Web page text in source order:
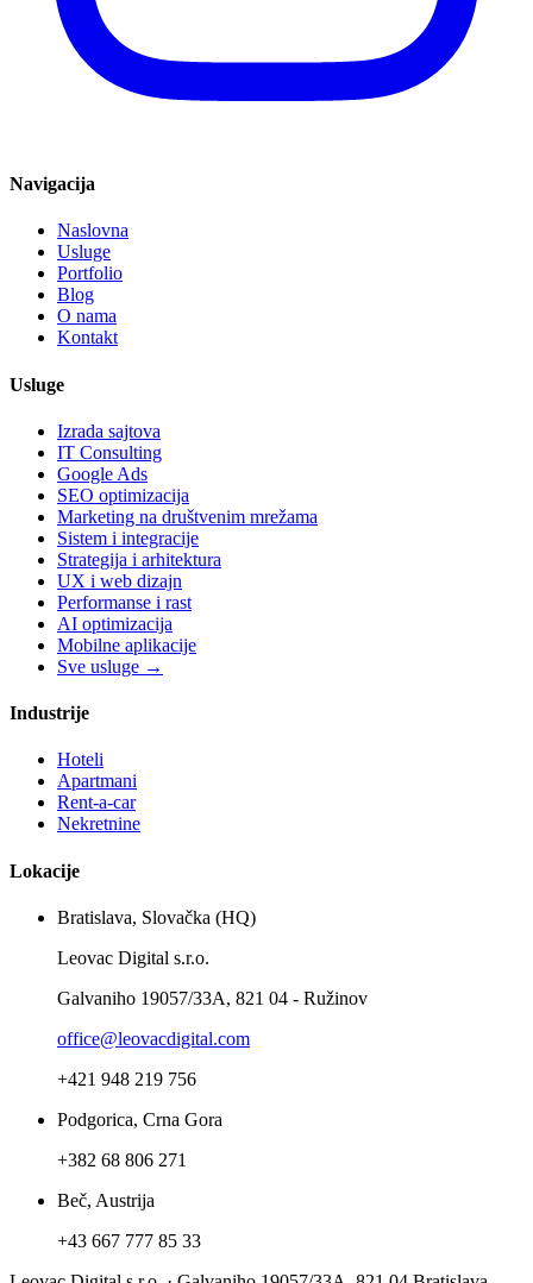
Navigacija
Naslovna
Usluge
Portfolio
Blog
O nama
Kontakt
Usluge
Izrada sajtova
IT Consulting
Google Ads
SEO optimizacija
Marketing na društvenim mrežama
Sistem i integracije
Strategija i arhitektura
UX i web dizajn
Performanse i rast
AI optimizacija
Mobilne aplikacije
Sve usluge →
Industrije
Hoteli
Apartmani
Rent-a-car
Nekretnine
Lokacije
Bratislava, Slovačka (HQ)
Leovac Digital s.r.o.
Galvaniho 19057/33A, 821 04 - Ružinov
office@leovacdigital.com
+421 948 219 756
Podgorica, Crna Gora
+382 68 806 271
Beč, Austrija
+43 667 777 85 33